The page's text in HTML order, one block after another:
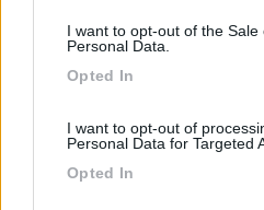
I want to opt-out of the Sale
Personal Data.
Opted In
I want to opt-out of
Personal Data for Targeted
Opted In